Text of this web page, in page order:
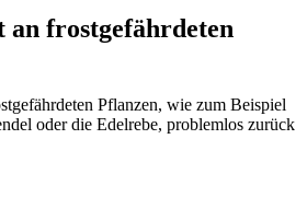
frostgefährdeten
Pflanzen, wie zum Beispiel
oder die Edelrebe, problemlos zurück